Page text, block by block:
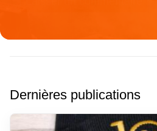
Dernières publications